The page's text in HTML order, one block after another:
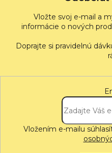
Vložte svoj e-mail a
informácie o nových
Vložením e-mailu